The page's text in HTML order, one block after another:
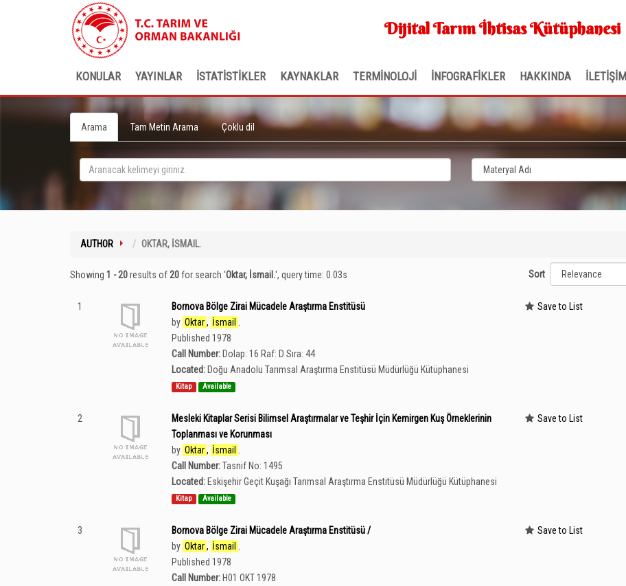
Dijital Tarım İhtisas Kütüphanesi
KONULAR YAYINLAR İSTATİSTİKLER KAYNAKLAR TERMİNOLOJİ İNFOGRAFİKLER HAKKINDA İLETİŞİM
Arama Tam Metin Arama Çoklu dil
AUTHOR OKTAR, İSMAIL.
Showing 1 - 20results of 20for search 'Oktar, İsmail.', query time: 0.03s Sort
1
Bornova Bölge Zirai Mücadele Araştırma Enstitüsü
by Oktar , İsmail
Published 1978
Call Number: Dolap: 16 Raf: D Sıra: 44
Located: Doğu Anadolu Tarımsal Araştırma Enstitüsü Müdürlüğü Kütüphanesi
Kitap Available
Save to List
2
Mesleki Kitaplar Serisi Bilimsel Araştırmalar ve Teşhir İçin Kemirgen Kuş Örneklerinin
Toplanması ve Korunması
by Oktar , İsmail
Call Number:Tasnif No: 1495
Located: Eskişehir Geçit Kuşağı Tarımsal Araştırma Enstitüsü Müdürlüğü Kütüphanesi
Kitap Available
Save to List
3
Bornova Bölge Zirai Mücadele Araştırma Enstitüsü /
by Oktar , İsmail
Published 1978
Call Number: H01 OKT 1978
Save to List